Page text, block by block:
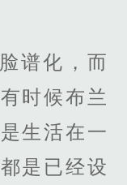
谱化，而
时候布兰
生活在一
是已经设